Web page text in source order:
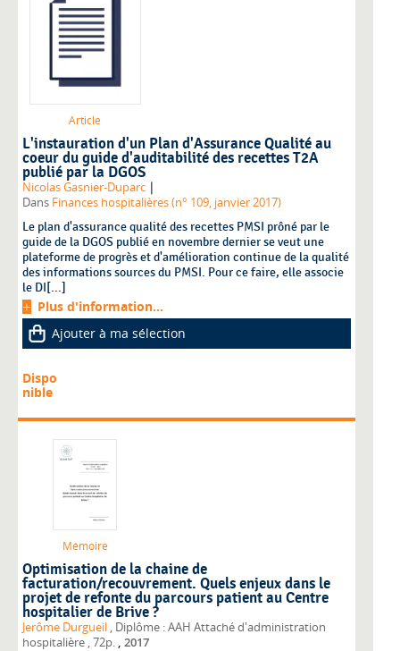
Article
L'instauration d'un Plan d'Assurance Qualité au
coeur du guide d'auditabilité des recettes T2A
publié par la DGOS
Nicolas Gasnier-Duparc |
Dans Finances hospitalières (n° 109, janvier 2017)
Le plan d'assurance qualité des recettes PMSI prôné par le
guide de la DGOS publié en novembre dernier se veut une
plateforme de progrès et d'amélioration continue de la qualité
des informations sources du PMSI. Pour ce faire, elle associe
le DI[...]
Plus d'information...
Ajouter à ma sélection
Dispo
nible
Mémoire
Optimisation de la chaine de
facturation/recouvrement. Quels enjeux dans le
projet de refonte du parcours patient au Centre
hospitalier de Brive ?
Jerôme Durgueil , Diplôme : AAH Attaché d'administration
hospitalière , 72p. 2017